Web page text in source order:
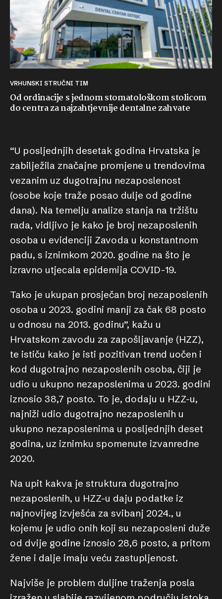
VRHUNSKI STRUČNI TIM
Od ordinacije s jednom stomatološkom stolicom
do centra za najzahtjevnije dentalne zahvate
“U posljednjih desetak godina Hrvatska je
zabilježila značajne promjene u trendovima
vezanim uz dugotrajnu nezaposlenost
(osobe koje traže posao dulje od godine
dana). Na temelju analize stanja na tržištu
rada, vidljivo je kako je broj nezaposlenih
osoba u evidenciji Zavoda u konstantnom
padu, s iznimkom 2020. godine na što je
izravno utjecala epidemija COVID-19.
Tako je ukupan prosječan broj nezaposlenih
osoba u 2023. godini manji za čak 68 posto
u odnosu na 2013. godinu”, kažu u
Hrvatskom zavodu za zapošljavanje (HZZ),
te ističu kako je isti pozitivan trend uočen i
kod dugotrajno nezaposlenih osoba, čiji je
udio u ukupno nezaposlenima u 2023. godini
iznosio 38,7 posto. To je, dodaju u HZZ-u,
najniži udio dugotrajno nezaposlenih u
ukupno nezaposlenima u posljednjih deset
godina, uz iznimku spomenute izvanredne
2020.
Na upit kakva je struktura dugotrajno
nezaposlenih, u HZZ-u daju podatke iz
najnovijeg izvješća za svibanj 2024., u
kojemu je udio onih koji su nezaposleni duže
od dvije godine iznosio 28,6 posto, a pritom
žene i dalje imaju veću zastupljenost.
Najviše je problem duljine traženja posla